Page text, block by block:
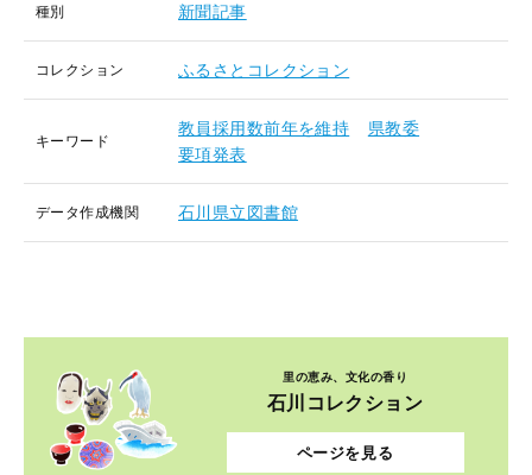
種別 新聞記事
コレクション ふるさとコレクション
キーワード
教員採用数前年を維持
県教委
要項発表
データ作成機関 石川県立図書館
里の恵み、文化の香り
石川コレクション
ページを見る